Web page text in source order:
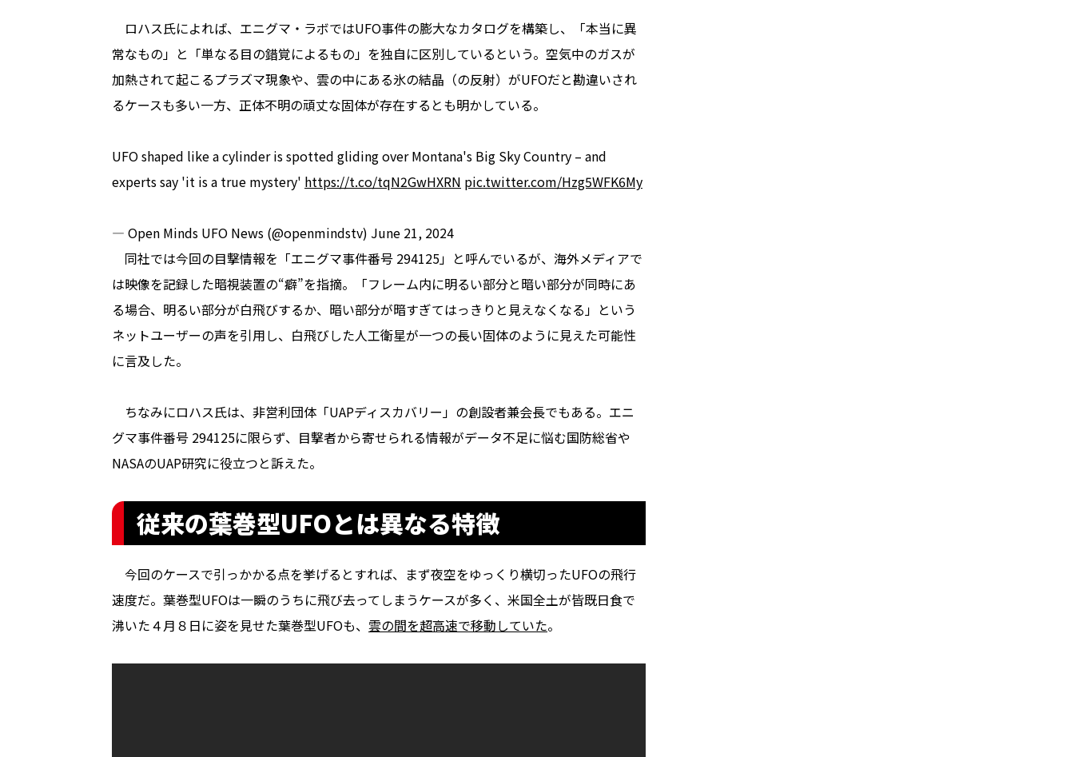
ロハス氏によれば、エニグマ・ラボではUFO事件の膨大なカタログを構築し、「本当に異
常なもの」と「単なる目の錯覚によるもの」を独自に区別しているという。空気中のガスが
加熱されて起こるプラズマ現象や、雲の中にある氷の結晶（の反射）がUFOだと勘違いされ
るケースも多い一方、正体不明の頑丈な固体が存在するとも明かしている。
UFO shaped like a cylinder is spotted gliding over Montana's Big Sky Country – and
experts say 'it is a true mystery' https://t.co/tqN2GwHXRN pic.twitter.com/Hzg5WFK6My
— Open Minds UFO News (@openmindstv) June 21, 2024
同社では今回の目撃情報を「エニグマ事件番号 294125」と呼んでいるが、海外メディアで
は映像を記録した暗視装置の“癖”を指摘。「フレーム内に明るい部分と暗い部分が同時にあ
る場合、明るい部分が白飛びするか、暗い部分が暗すぎてはっきりと見えなくなる」という
ネットユーザーの声を引用し、白飛びした人工衛星が一つの長い固体のように見えた可能性
に言及した。
ちなみにロハス氏は、非営利団体「UAPディスカバリー」の創設者兼会長でもある。エニ
グマ事件番号 294125に限らず、目撃者から寄せられる情報がデータ不足に悩む国防総省や
NASAのUAP研究に役立つと訴えた。
従来の葉巻型UFOとは異なる特徴
今回のケースで引っかかる点を挙げるとすれば、まず夜空をゆっくり横切ったUFOの飛行
速度だ。葉巻型UFOは一瞬のうちに飛び去ってしまうケースが多く、米国全土が皆既日食で
沸いた４月８日に姿を見せた葉巻型UFOも、 雲の間を超高速で移動していた。